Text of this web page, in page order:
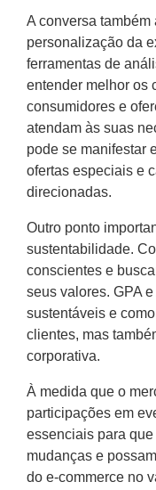
A conversa
personalização da
ferramentas de
entender melhor os
consumidores e
atendam às suas
pode se manifestar
ofertas especiais e
direcionadas.
Outro ponto
sustentabilidade.
conscientes e
seus valores. GPA
sustentáveis e
clientes, mas
corporativa.
À medida que o
participações em
essenciais para
mudanças e
do e-commerce no